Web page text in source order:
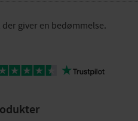
giver en bedømmelse.